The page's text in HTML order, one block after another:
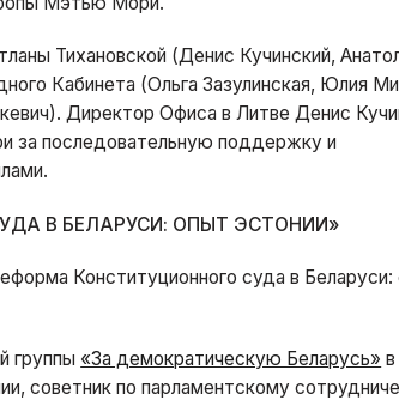
Тихановской (Денис Кучинский,
Кабинета (Ольга Зазулинская, Юлия
Директор Офиса в Литве Денис
за последовательную поддержку и
В БЕЛАРУСИ: ОПЫТ ЭСТОНИИ»
Конституционного суда в Беларуси:
группы «За демократическую Беларусь» в
советник по парламентскому